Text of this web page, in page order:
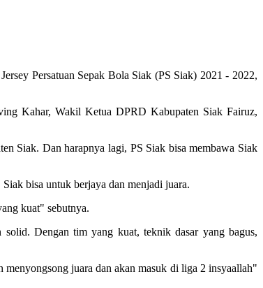
Persatuan Sepak Bola Siak (PS Siak) 2021 - 2022,
Kahar, Wakil Ketua DPRD Kabupaten Siak Fairuz,
Siak. Dan harapnya lagi, PS Siak bisa membawa Siak
bisa untuk berjaya dan menjadi juara.
kuat" sebutnya.
Dengan tim yang kuat, teknik dasar yang bagus,
juara dan akan masuk di liga 2 insyaallah"